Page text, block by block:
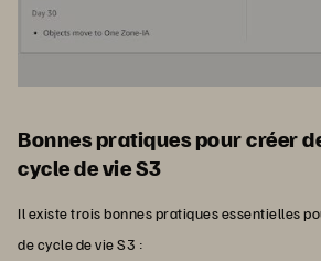
Bonnes pratiques pour créer
cycle de vie S3
Il existe trois bonnes pratiques essentielles
de cycle de vie S3 :